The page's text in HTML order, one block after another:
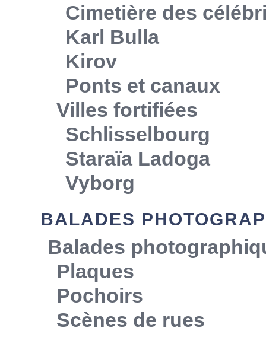
Cimetière des
Karl Bulla
Kirov
Ponts et canaux
Villes fortifiées
Schlisselbourg
Staraïa Ladoga
Vyborg
BALADES
Balades
Plaques
Pochoirs
Scènes de rues